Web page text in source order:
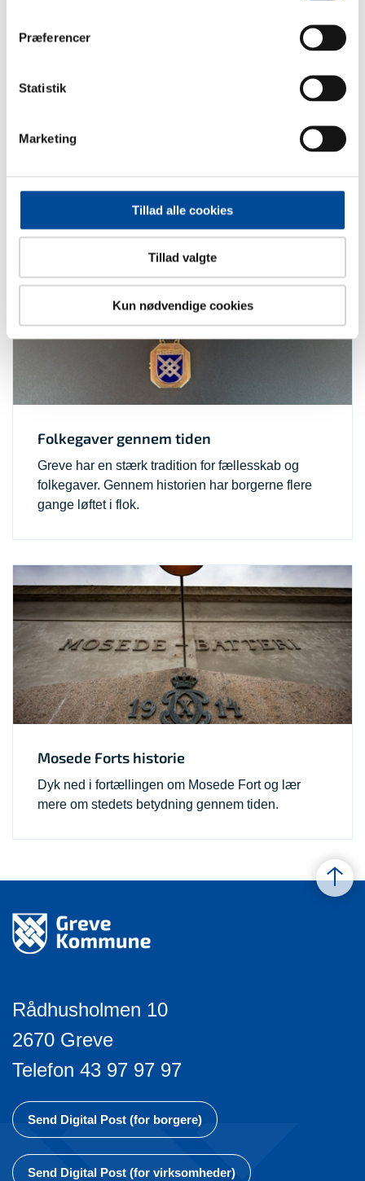
Præferencer
Statistik
Marketing
Tillad alle cookies
Tillad valgte
Kun nødvendige cookies
Tidsplan
Folkegaver gennem tiden
Greve har en stærk tradition for fællesskab og
folkegaver. Gennem historien har borgerne flere
gange løftet i flok.
Mosede Forts historie
Dyk ned i fortællingen om Mosede Fort og lær
mere om stedets betydning gennem tiden.
Rådhusholmen 10
2670 Greve
Telefon 43 97 97 97
Send Digital Post (for borgere)
Send Digital Post (for virksomheder)